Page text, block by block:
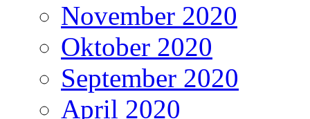
November 2020
Oktober 2020
September 2020
April 2020